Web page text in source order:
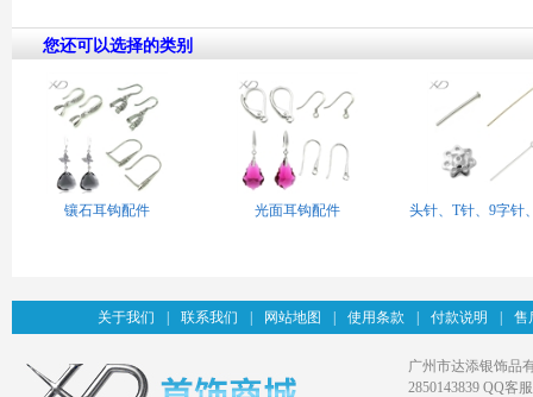
您还可以选择的类别
镶石耳钩配件 光面耳钩配件 头针、T针、9字针
关于我们 联系我们 网站地图 使用条款 付款说明 售
广州市达添银饰品
2850143839 QQ客